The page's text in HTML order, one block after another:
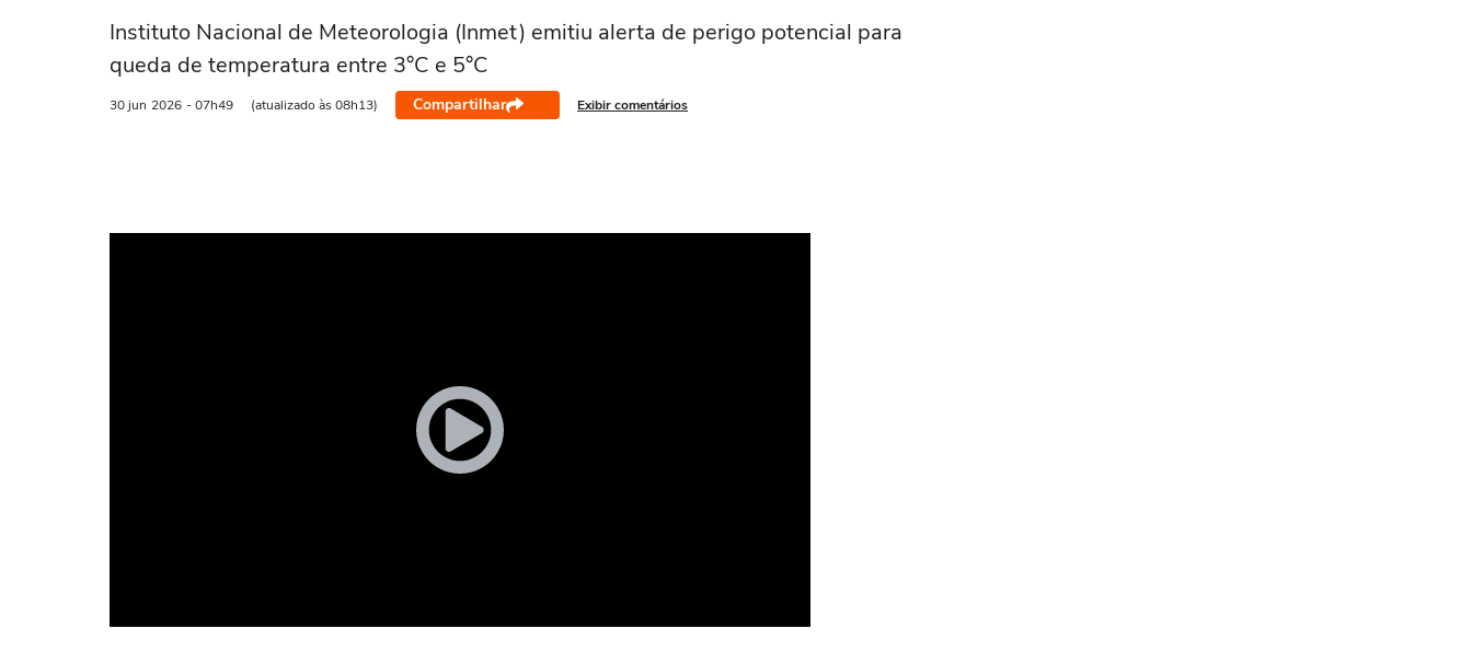
Instituto Nacional de Meteorologia (Inmet) emitiu alerta de perigo potencial para
queda de temperatura entre 3°C e 5°C
30 jun 2026 - 07h49 (atualizado às 08h13) Compartilhar Exibir comentários